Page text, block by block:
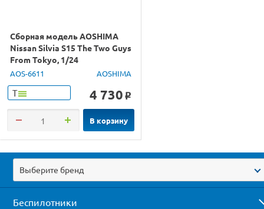
Сборная модель AOSHIMA
Nissan Silvia S15 The Two Guys
From Tokyo, 1/24
AOS-6611 AOSHIMA
Т 4 730 o
В корзину
Выберите бренд
Беспилотники